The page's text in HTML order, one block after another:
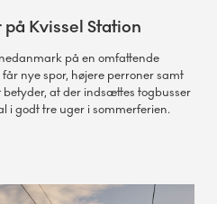
Kvissel Station
på en omfattende
nye spor, højere perroner samt
at der indsættes togbusser
i godt tre uger i sommerferien.